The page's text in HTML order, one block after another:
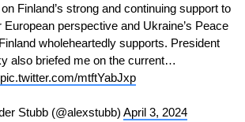
Finland’s strong and continuing support to
European perspective and Ukraine’s Peace
wholeheartedly supports. President
also briefed me on the current…
pic.twitter.com/mtftYabJxp
Stubb (@alexstubb) April 3, 2024